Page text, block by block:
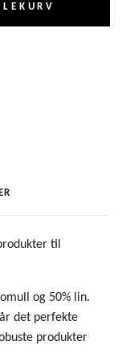
til
og 50% lin.
det perfekte
produkter